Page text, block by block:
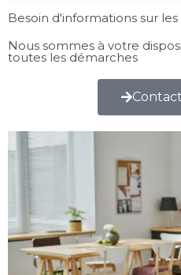
Besoin d'informations sur les
Nous sommes à votre
toutes les démarches